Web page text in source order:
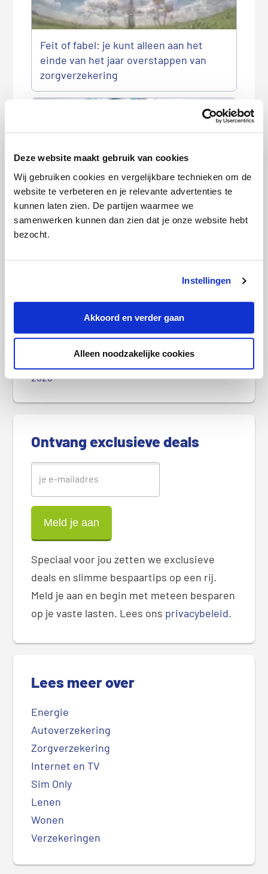
Deze website maakt gebruik van cookies
Wij gebruiken cookies en vergelijkbare technieken om de
website te verbeteren en je relevante advertenties te
kunnen laten zien. De partijen waarmee we
samenwerken kunnen dan zien dat je onze website hebt
bezocht.
Instellingen
Akkoord en verder gaan
Alleen noodzakelijke cookies
Feit of fabel: je kunt alleen aan het
einde van het jaar overstappen van
zorgverzekering
Zorgverzekeringspremies bekend: dit
zijn de drie goedkoopste
r
S
i
d
Meest recente berichten
Goedkoopste autoverzekering in augustus 2026
Goedkoopste woonverzekering in augustus
2026
2026
Ontvang exclusieve deals
Speciaal voor jou zetten we exclusieve
deals en slimme bespaartips op een rij.
Meld je aan en begin met meteen besparen
op je vaste lasten. Lees ons privacybeleid.
Lees meer over
Energie
Autoverzekering
Zorgverzekering
Internet en TV
Sim Only
Lenen
Wonen
Verzekeringen